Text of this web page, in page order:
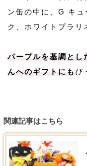
ン缶の中に、G キ
ク、ホワイトプラリ
パープルを基調とし
んへのギフトにも ぴ
関連記事はこちら